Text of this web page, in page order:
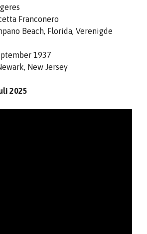
Franconero
Beach, Florida, Verenigde
1937
New Jersey
2025